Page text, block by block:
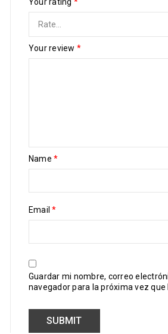
Your review *
Name*
Email*
Guardar mi nombre, correo
navegador para la próxima vez que